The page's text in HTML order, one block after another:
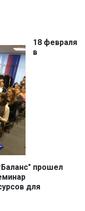
18 февраля
в
прошел
для